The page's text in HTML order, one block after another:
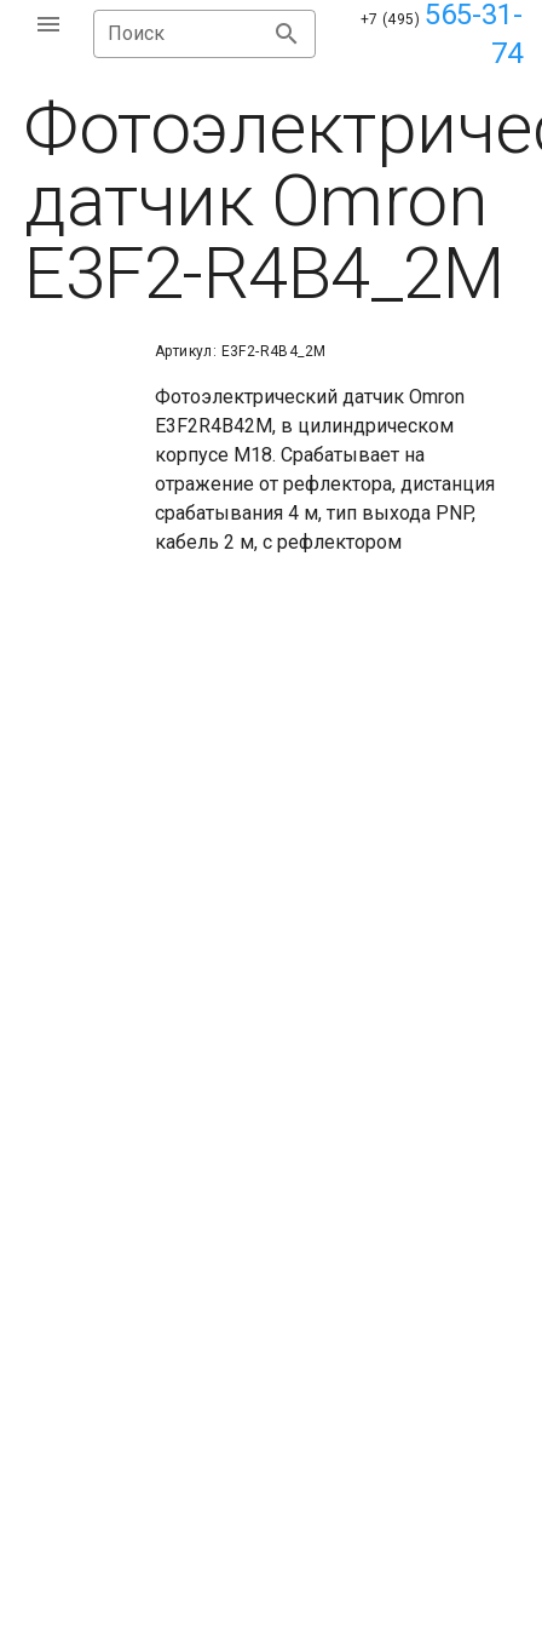
Поиск
+7 (495) 565-31-
74
датчик Omron
E3F2-R4B4_2M
Артикул: E3F2-R4B4_2M
Фотоэлектрический датчик Omron
E3F2R4B42M, в цилиндрическом
корпусе М18. Срабатывает на
отражение от рефлектора, дистанция
срабатывания 4 м, тип выхода PNP,
кабель 2 м, с рефлектором